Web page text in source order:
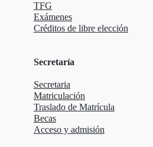
TFG
Exámenes
Créditos de libre elección
Secretaría
Secretaria
Matriculación
Traslado de Matrícula
Becas
Acceso y admisión